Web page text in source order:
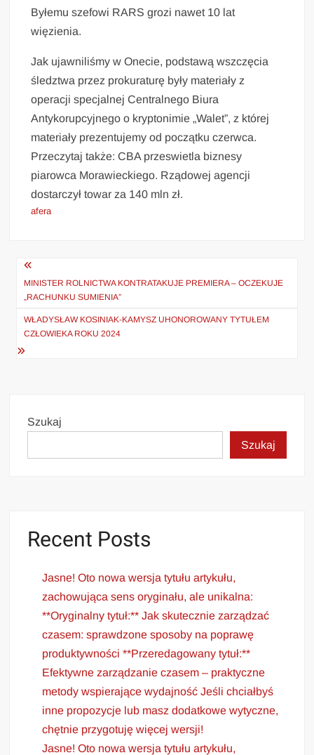
Byłemu szefowi RARS grozi nawet 10 lat
więzienia.
Jak ujawniliśmy w Onecie, podstawą wszczęcia
śledztwa przez prokuraturę były materiały z
operacji specjalnej Centralnego Biura
Antykorupcyjnego o kryptonimie „Walet”, z której
materiały prezentujemy od początku czerwca.
Przeczytaj także: CBA przeswietla biznesy
piarowca Morawieckiego. Rządowej agencji
dostarczył towar za 140 mln zł.
afera
Nawigacja
wpisu
MINISTER ROLNICTWA KONTRATAKUJE PREMIERA – OCZEKUJE
„RACHUNKU SUMIENIA”
WŁADYSŁAW KOSINIAK-KAMYSZ UHONOROWANY TYTUŁEM
CZŁOWIEKA ROKU 2024
Szukaj
Szukaj
Recent Posts
Jasne! Oto nowa wersja tytułu artykułu,
zachowująca sens oryginału, ale unikalna:
**Oryginalny tytuł:** Jak skutecznie zarządzać
czasem: sprawdzone sposoby na poprawę
produktywności **Przeredagowany tytuł:**
Efektywne zarządzanie czasem – praktyczne
metody wspierające wydajność Jeśli chciałbyś
inne propozycje lub masz dodatkowe wytyczne,
chętnie przygotuję więcej wersji!
Jasne! Oto nowa wersja tytułu artykułu,